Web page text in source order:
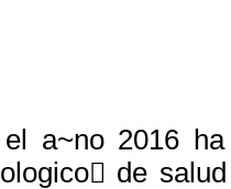
a~no 2016
de